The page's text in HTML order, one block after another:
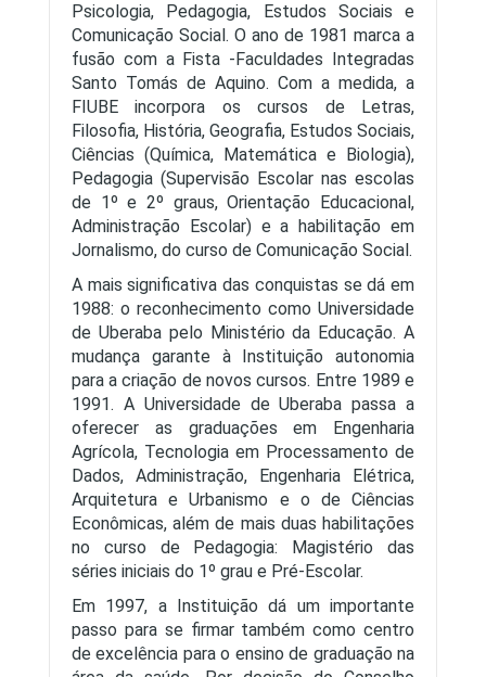
Psicologia, Pedagogia, Estudos Sociais e
Comunicação Social. O ano de 1981 marca a
fusão com a Fista -Faculdades Integradas
Santo Tomás de Aquino. Com a medida, a
FIUBE incorpora os cursos de Letras,
Filosofia, História, Geografia, Estudos Sociais,
Ciências (Química, Matemática e Biologia),
Pedagogia (Supervisão Escolar nas escolas
de 1º e 2º graus, Orientação Educacional,
Administração Escolar) e a habilitação em
Jornalismo, do curso de Comunicação Social.
A mais significativa das conquistas se dá em
1988: o reconhecimento como Universidade
de Uberaba pelo Ministério da Educação. A
mudança garante à Instituição autonomia
para a criação de novos cursos. Entre 1989 e
1991. A Universidade de Uberaba passa a
oferecer as graduações em Engenharia
Agrícola, Tecnologia em Processamento de
Dados, Administração, Engenharia Elétrica,
Arquitetura e Urbanismo e o de Ciências
Econômicas, além de mais duas habilitações
no curso de Pedagogia: Magistério das
séries iniciais do 1º grau e Pré-Escolar.
Em 1997, a Instituição dá um importante
passo para se firmar também como centro
de excelência para o ensino de graduação na